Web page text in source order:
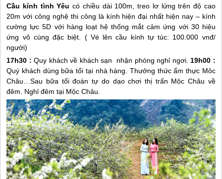
Cầu kính tình Yêu có chiều dài 100m, treo lơ lửng trên độ cao
20m với công nghệ thi công là kính hiện đại nhất hiện nay – kính
cường lực 5D với hàng loạt hệ thống mắt cảm ứng với 30 hiệu
ứng vô cùng đặc biệt. ( Vé lên cầu kính tự túc: 100.000 vnđ/
người)
17h30 : Quy khách về khách sạn nhận phòng nghỉ ngơi. 19h00 :
Quý khách dùng bữa tối tại nhà hàng. Thưởng thức ẩm thực Môc
Châu…Sau bữa tối đoàn tự do dạo chơi thị trấn Mộc Châu về
đêm. Nghỉ đêm tại Mộc Châu